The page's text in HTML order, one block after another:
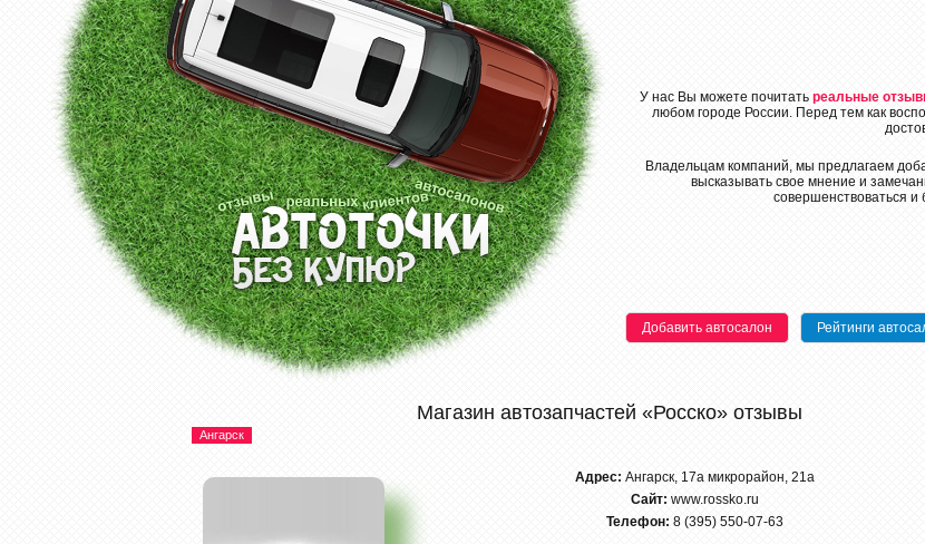
У нас Вы можете почитать реальные
любом городе России. Перед тем как
Владельцам компаний, мы предлагаем
высказывать свое мнение и
совершенствоваться
Добавить автосалон Рейтинги
Магазин автозапчастей «Росско» отзывы
Ангарск
Адрес: Ангарск, 17а микрорайон, 21а
Сайт: www.rossko.ru
Телефон: 8 (395) 550-07-63